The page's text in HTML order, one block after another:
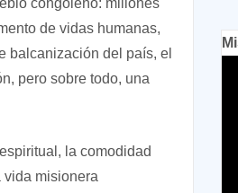
congoleño: millones
de vidas humanas,
balcanización del país, el
pero sobre todo, una
la comodidad
vida misionera